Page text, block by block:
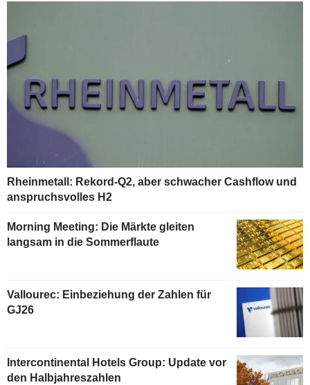
Rheinmetall: Rekord-Q2, aber schwacher Cashflow und
anspruchsvolles H2
Morning Meeting: Die Märkte gleiten
langsam in die Sommerflaute
Vallourec: Einbeziehung der Zahlen für
GJ26
Intercontinental Hotels Group: Update vor
den Halbjahreszahlen